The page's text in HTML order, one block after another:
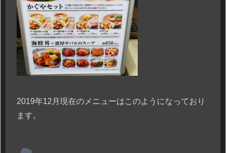
2019年12月現在のメニューはこのようになっており
ます。